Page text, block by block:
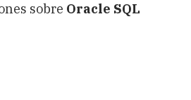
sobre Oracle SQL